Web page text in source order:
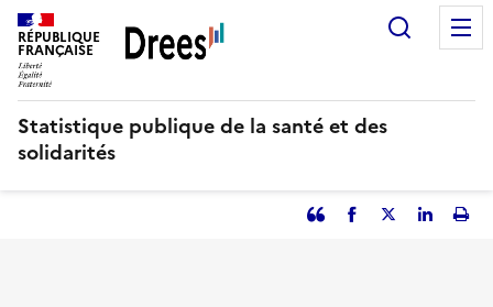
Aller
au
contenu
principal
RÉPUBLIQUE
FRANÇAISE
Statistique publique de la santé et des
solidarités
PartagerFacebook
Partager
Partager